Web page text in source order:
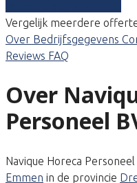
Vergelijk meerdere
Over Bedrijfsgegevens
Reviews FAQ
Over
Personeel
Navique Horeca Personeel
Emmen in de provincie